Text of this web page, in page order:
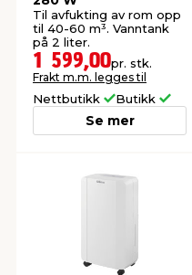
& ugress
Til avfukting av rom opp
til 40-60 m³. Vanntank
på 2 liter.
1 599,00pr. stk.
Frakt m.m. legges til
Nettbutikk Butikk
Se mer